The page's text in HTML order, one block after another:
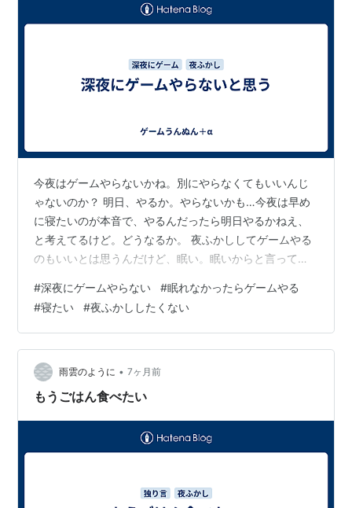
今夜はゲームやらないかね。別にやらなくてもいいんじ
ゃないのか？ 明日、やるか。やらないかも…今夜は早め
に寝たいのが本音で、やるんだったら明日やるかねえ、
と考えてるけど。どうなるか。 夜ふかししてゲームやる
のもいいとは思うんだけど、眠い。眠いからと言って普
かった。寝かしてくれ… 1時頃まで起きてると思うけど、
その時間になったらもう寝るよ。きついよ。明日普通に
起きて普通にゲームやりゃいいよ。
#深夜にゲームやらない #眠れなかったらゲームやる
#寝たい #夜ふかししたくない
雨雲のように • 7ヶ月前
もうごはん食べたい